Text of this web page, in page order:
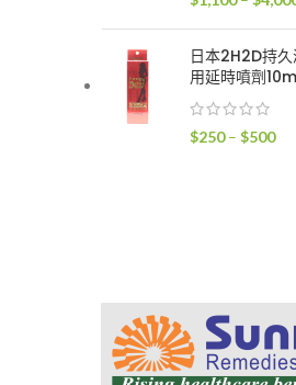
日本2H2D持
用延時噴劑
$250 – $500價